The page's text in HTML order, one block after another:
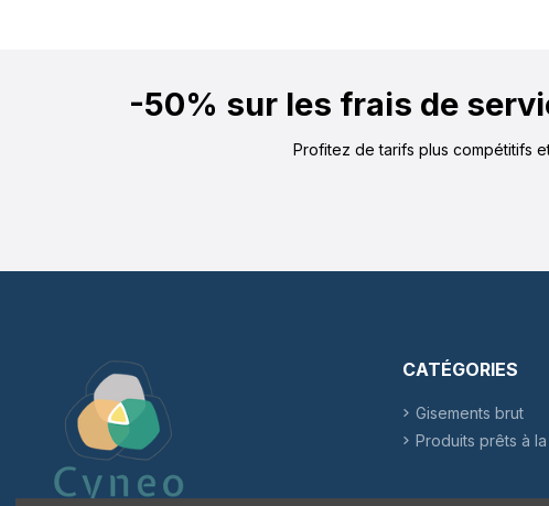
-50% sur les frais de
Profitez de tarifs plus compétitifs
CATÉGORIES
Gisements brut
Produits prêts à